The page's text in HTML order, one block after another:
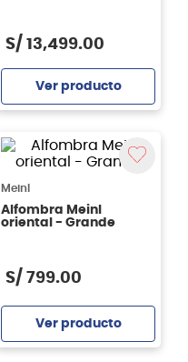
S/ 13,499.00
Ver producto
Meinl
Alfombra Meinl
oriental - Grande
S/ 799.00
Ver producto